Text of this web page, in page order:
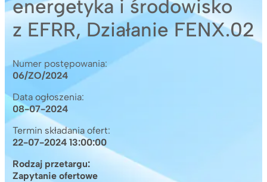
energetyka i środowisko
z EFRR, Działanie FENX.02
Numer postępowania:
06/ZO/2024
Data ogłoszenia:
08-07-2024
Termin składania ofert:
22-07-2024 13:00:00
Rodzaj przetargu:
Zapytanie ofertowe